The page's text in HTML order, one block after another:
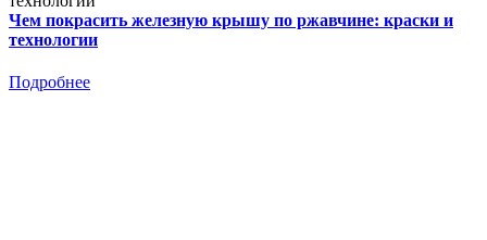
Чем покрасить железную крышу по ржавчине: краски и
технологии
Подробнее